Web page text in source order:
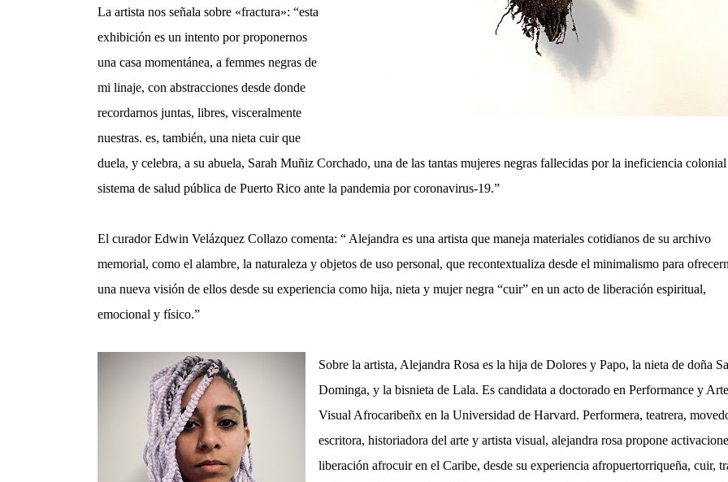
La artista nos señala sobre «fractura»: “esta
exhibición es un intento por proponernos
una casa momentánea, a femmes negras de
mi linaje, con abstracciones desde donde
recordarnos juntas, libres, visceralmente
nuestras. es, también, una nieta cuir que
duela, y celebra, a su abuela, Sarah Muñiz Corchado, una de las tantas mujeres negras fallecidas por la ineficiencia
sistema de salud pública de Puerto Rico ante la pandemia por coronavirus-19.”
El curador Edwin Velázquez Collazo comenta: “ Alejandra es una artista que maneja materiales cotidianos de su archivo
memorial, como el alambre, la naturaleza y objetos de uso personal, que recontextualiza desde el minimalismo para
una nueva visión de ellos desde su experiencia como hija, nieta y mujer negra “cuir” en un acto de liberación espiritual,
emocional y físico.”
Sobre la artista, Alejandra Rosa es la hija de Dolores y Papo, la nieta de doña
Dominga, y la bisnieta de Lala. Es candidata a doctorado en Performance y Arte
Visual Afrocaribeñx en la Universidad de Harvard. Performera, teatrera,
escritora, historiadora del arte y artista visual, alejandra rosa propone
liberación afrocuir en el Caribe, desde su experiencia afropuertorriqueña, cuir,